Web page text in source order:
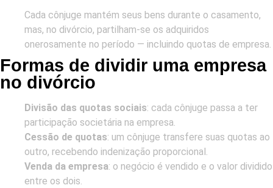
Cada cônjuge mantém seus bens durante o casamento,
mas, no divórcio, partilham-se os adquiridos
onerosamente no período — incluindo quotas de empresa.
Formas de dividir uma empresa
no divórcio
Divisão das quotas sociais: cada cônjuge passa a ter
participação societária na empresa.
Cessão de quotas: um cônjuge transfere suas quotas ao
outro, recebendo indenização proporcional.
Venda da empresa: o negócio é vendido e o valor dividido
entre os dois.